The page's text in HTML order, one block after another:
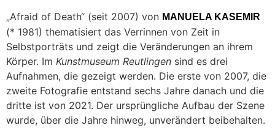
„Afraid of Death“ (seit 2007) von MANUELA KASEMIR
(* 1981) thematisiert das Verrinnen von Zeit in
Selbstporträts und zeigt die Veränderungen an ihrem
Körper. Im Kunstmuseum Reutlingen sind es drei
Aufnahmen, die gezeigt werden. Die erste von 2007, die
zweite Fotografie entstand sechs Jahre danach und die
dritte ist von 2021. Der ursprüngliche Aufbau der Szene
wurde, über die Jahre hinweg, unverändert beibehalten.